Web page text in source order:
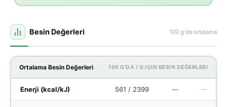
Besin Değerleri 100 g'da ortalama
Ortalama Besin Değerleri 100 G'DA / G IÇIN BESIN DEĞERLERI
Enerji (kcal/kJ) 561 / 2399 — —